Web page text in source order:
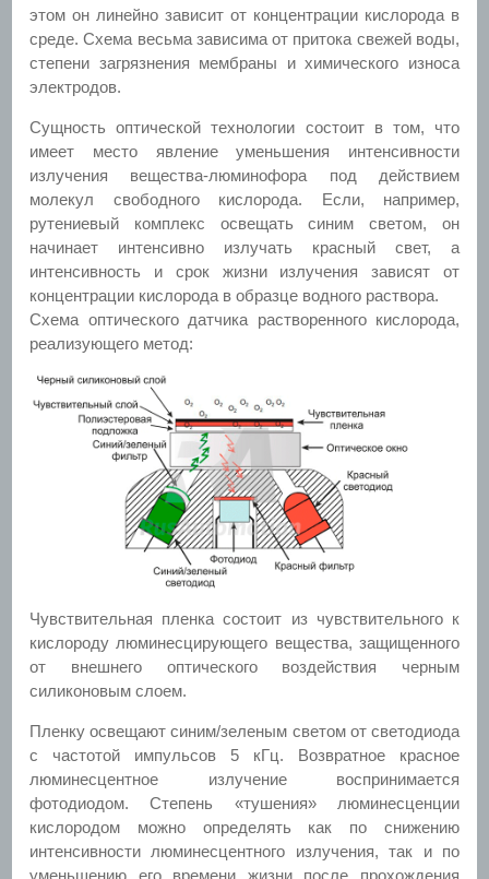
этом он линейно зависит от концентрации кислорода в
среде. Схема весьма зависима от притока свежей воды,
степени загрязнения мембраны и химического износа
электродов.
Сущность оптической технологии состоит в том, что
имеет место явление уменьшения интенсивности
излучения вещества-люминофора под действием
молекул свободного кислорода. Если, например,
рутениевый комплекс освещать синим светом, он
начинает интенсивно излучать красный свет, а
интенсивность и срок жизни излучения зависят от
концентрации кислорода в образце водного раствора.
Схема оптического датчика растворенного кислорода,
реализующего метод:
Чувствительная пленка состоит из чувствительного к
кислороду люминесцирующего вещества, защищенного
от внешнего оптического воздействия черным
силиконовым слоем.
Пленку освещают синим/зеленым светом от светодиода
с частотой импульсов 5 кГц. Возвратное красное
люминесцентное излучение воспринимается
фотодиодом. Степень «тушения» люминесценции
кислородом можно определять как по снижению
интенсивности люминесцентного излучения, так и по
уменьшению его времени жизни после прохождения